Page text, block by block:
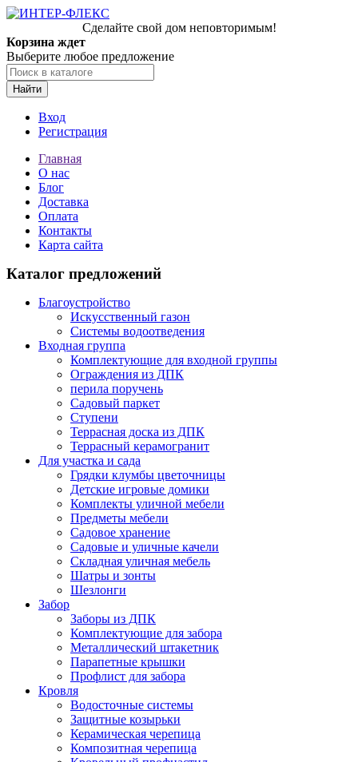
Сделайте свой дом неповторимым!
Корзина ждет
Выберите любое предложение
Найти
Вход
Регистрация
Главная
О нас
Блог
Доставка
Оплата
Контакты
Карта сайта
Каталог предложений
Благоустройство
Искусственный газон
Системы водоотведения
Входная группа
Комплектующие для входной группы
Ограждения из ДПК
перила поручень
Садовый паркет
Ступени
Террасная доска из ДПК
Террасный керамогранит
Для участка и сада
Грядки клумбы цветочницы
Детские игровые домики
Комплекты уличной мебели
Предметы мебели
Садовое хранение
Садовые и уличные качели
Складная уличная мебель
Шатры и зонты
Шезлонги
Забор
Заборы из ДПК
Комплектующие для забора
Металлический штакетник
Парапетные крышки
Профлист для забора
Кровля
Водосточные системы
Защитные козырьки
Керамическая черепица
Композитная черепица